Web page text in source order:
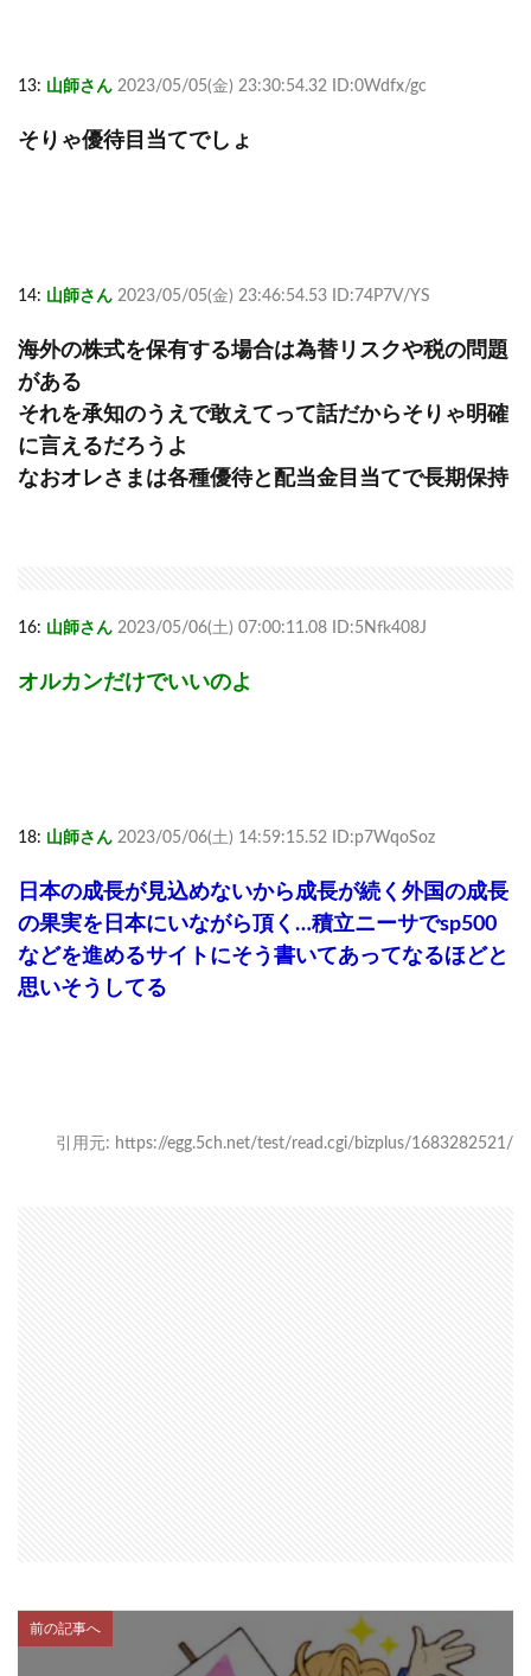
13: 山師さん 2023/05/05(金) 23:30:54.32 ID:0Wdfx/gc
そりゃ優待目当てでしょ
14: 山師さん 2023/05/05(金) 23:46:54.53 ID:74P7V/YS
海外の株式を保有する場合は為替リスクや税の問題
がある
それを承知のうえで敢えてって話だからそりゃ明確
に言えるだろうよ
なおオレさまは各種優待と配当金目当てで長期保持
16: 山師さん 2023/05/06(土) 07:00:11.08 ID:5Nfk408J
オルカンだけでいいのよ
18: 山師さん 2023/05/06(土) 14:59:15.52 ID:p7WqoSoz
日本の成長が見込めないから成長が続く外国の成長
の果実を日本にいながら頂く…積立ニーサでsp500
などを進めるサイトにそう書いてあってなるほどと
思いそうしてる
引用元: https://egg.5ch.net/test/read.cgi/bizplus/1683282521/
前の記事へ